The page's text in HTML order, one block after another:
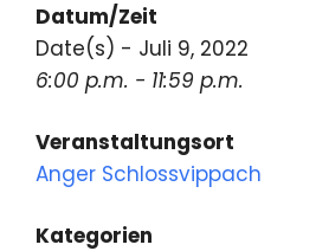
Datum/Zeit
Date(s) - Juli 9, 2022
6:00 p.m. - 11:59 p.m.
Veranstaltungsort
Anger Schlossvippach
Kategorien